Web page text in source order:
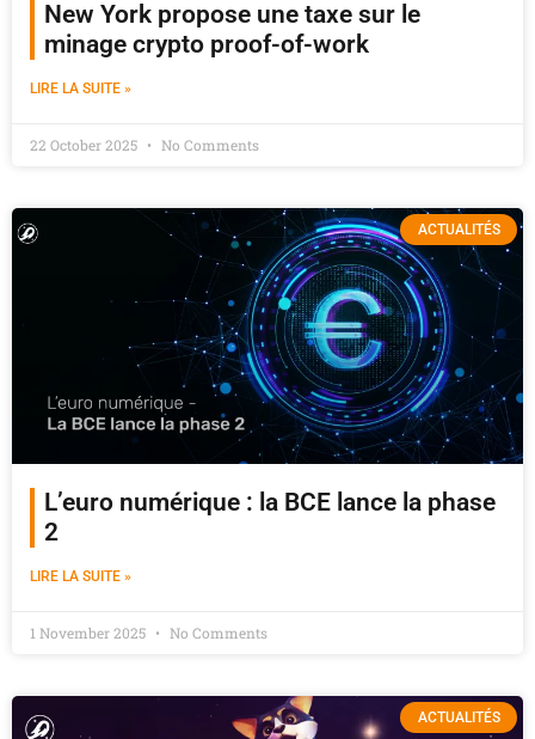
New York propose une taxe sur le
minage crypto proof-of-work
LIRE LA SUITE »
22 October 2025 No Comments
ACTUALITÉS
L’euro numérique : la BCE lance la phase
2
LIRE LA SUITE »
1 November 2025 No Comments
ACTUALITÉS